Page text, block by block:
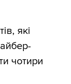
які
чотири